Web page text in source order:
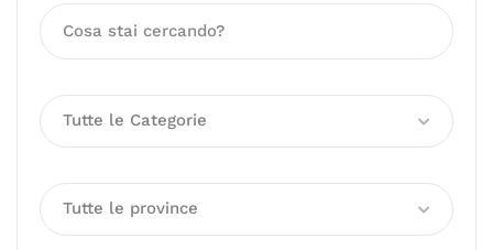
Tutte le Categorie
Tutte le province